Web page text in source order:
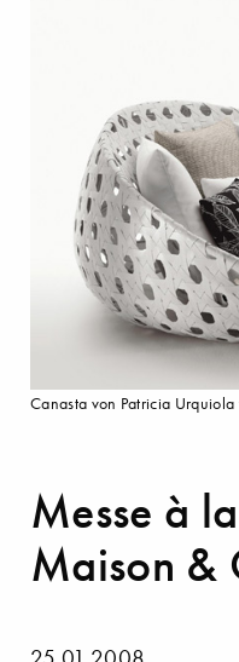
Messe à
Maison &
Canasta von Patricia Urquiola